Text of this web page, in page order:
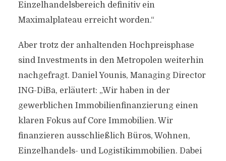
Einzelhandelsbereich definitiv ein
Maximalplateau erreicht worden.“
Aber trotz der anhaltenden Hochpreisphase
sind Investments in den Metropolen weiterhin
nachgefragt. Daniel Younis, Managing Director
ING-DiBa, erläutert: „Wir haben in der
gewerblichen Immobilienfinanzierung einen
klaren Fokus auf Core Immobilien. Wir
finanzieren ausschließlich Büros, Wohnen,
Einzelhandels- und Logistikimmobilien. Dabei